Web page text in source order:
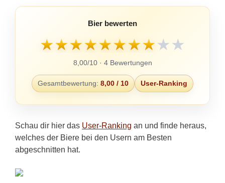
Bier bewerten
★★★★★★★★★★
8,00/10 · 4 Bewertungen
Gesamtbewertung: 8,00 / 10 User-Ranking
Schau dir hier das User-Ranking an und finde heraus,
welches der Biere bei den Usern am Besten
abgeschnitten hat.